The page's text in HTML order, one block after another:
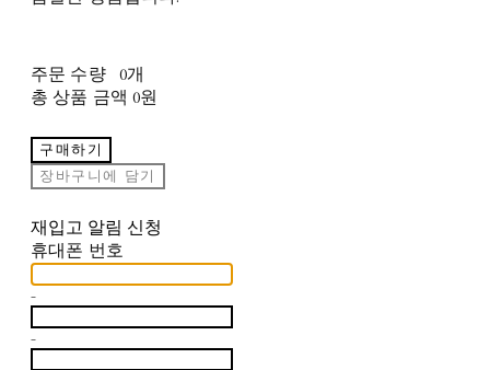
주문 수량
0개
총 상품 금액 0원
구매하기
장바구니에 담기
재입고 알림 신청
휴대폰 번호
-
-